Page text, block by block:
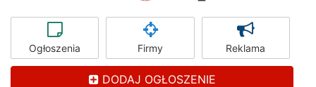
Ogłoszenia Firmy Reklama
DODAJ OGŁOSZENIE